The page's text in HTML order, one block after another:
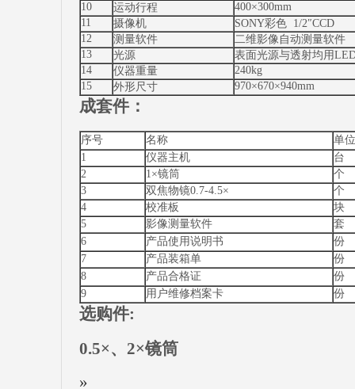
10
运动行程
400×300mm
11
摄像机
SONY彩色 1/2″CCD
12
测量软件
二维影像自动测量软件
13
光源
表面光源与透射均用
14
仪器重量
240kg
15
外形尺寸 970×670×940mm
成套件：
序号 名称
单位
1
仪器主机
台
2
1×镜筒
个
3
双焦物镜0.7-4.5×
个
4
校准板
块
5
影像测量软件
套
6
产品使用说明书
份
7
产品装箱单
份
8
产品合格证
份
9
用户维修档案卡 份
选购件:
0.5×、2×镜筒
»